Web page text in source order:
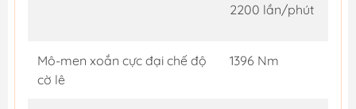
2200 lần/phút
Mô-men xoắn cực đại chế độ
cờ lê
1396 Nm